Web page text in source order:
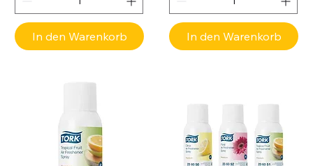
In den Warenkorb In den Warenkorb